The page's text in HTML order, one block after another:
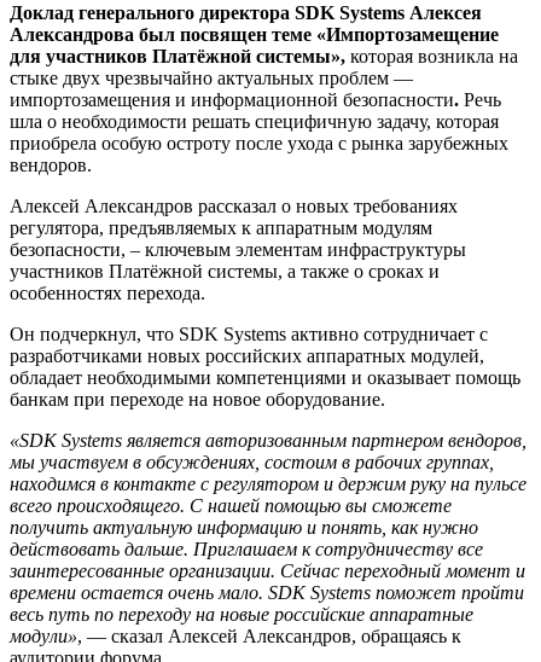
Доклад генерального директора SDK Systems Алексея
Александрова был посвящен теме «Импортозамещение
для участников Платёжной системы», которая возникла на
стыке двух чрезвычайно актуальных проблем —
импортозамещения и информационной безопасности. Речь
шла о необходимости решать специфичную задачу, которая
приобрела особую остроту после ухода с рынка зарубежных
вендоров.
Алексей Александров рассказал о новых требованиях
регулятора, предъявляемых к аппаратным модулям
безопасности, – ключевым элементам инфраструктуры
участников Платёжной системы, а также о сроках и
особенностях перехода.
Он подчеркнул, что SDK Systems активно сотрудничает с
разработчиками новых российских аппаратных модулей,
обладает необходимыми компетенциями и оказывает помощь
банкам при переходе на новое оборудование.
«SDK Systems является авторизованным партнером вендоров,
мы участвуем в обсуждениях, состоим в рабочих группах,
находимся в контакте с регулятором и держим руку на пульсе
всего происходящего. С нашей помощью вы сможете
получить актуальную информацию и понять, как нужно
действовать дальше. Приглашаем к сотрудничеству все
заинтересованные организации. Сейчас переходный момент и
времени остается очень мало. SDK Systems поможет пройти
весь путь по переходу на новые российские аппаратные
модули», — сказал Алексей Александров, обращаясь к
аудитории форума.